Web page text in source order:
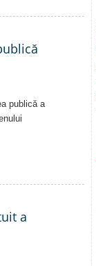
publică a
a